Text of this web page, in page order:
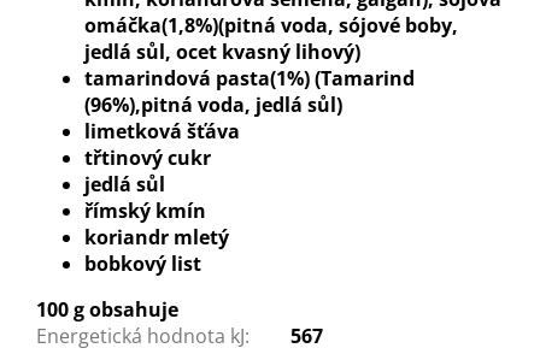
omáčka(1,8%)(pitná voda, sójové boby,
jedlá sůl, ocet kvasný lihový)
tamarindová pasta(1%) (Tamarind
(96%),pitná voda, jedlá sůl)
limetková šťáva
třtinový cukr
jedlá sůl
římský kmín
koriandr mletý
bobkový list
100 g obsahuje
Energetická hodnota kJ:
567